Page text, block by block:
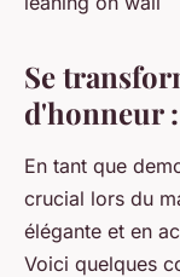
Se
d'honneur
En tant que
crucial lors du
élégante et en
Voici quelques